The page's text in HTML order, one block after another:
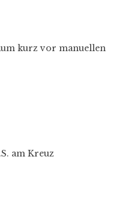
kurz vor manuellen
am Kreuz